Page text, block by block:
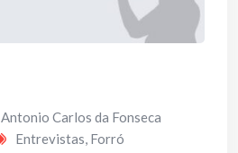
Antonio Carlos da Fonseca
Entrevistas, Forró